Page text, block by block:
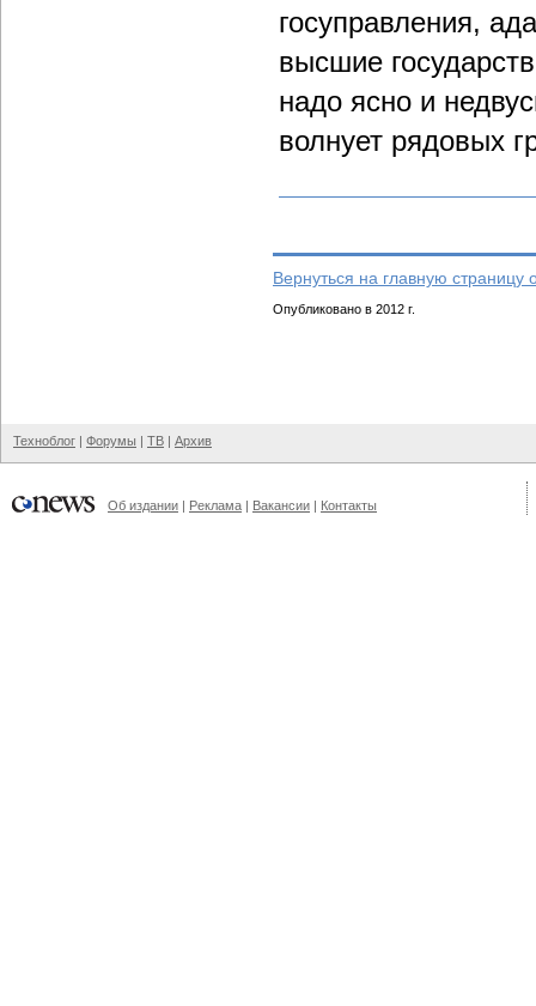
госуправления,
высшие
надо ясно и
волнует рядовых
Вернуться на главную страницу
Опубликовано в 2012 г.
Техноблог | Форумы | ТВ | Архив
Об издании | Реклама | Вакансии | Контакты